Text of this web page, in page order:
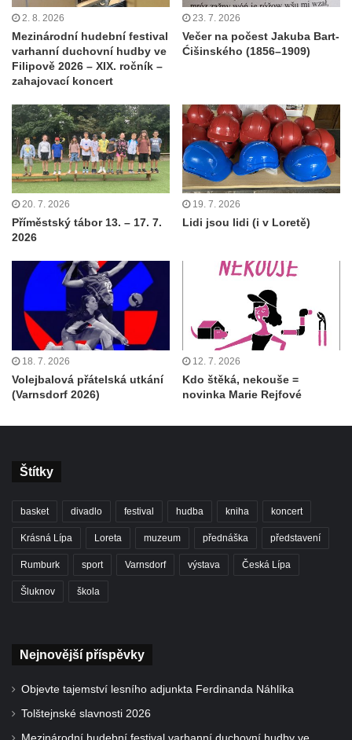
2. 8. 2026
Mezinárodní hudební festival
varhanní duchovní hudby ve
Filipově 2026 – XIX. ročník –
zahajovací koncert
23. 7. 2026
Večer na počest Jakuba Bart-
Ćišinského (1856–1909)
20. 7. 2026
Příměstský tábor 13. – 17. 7.
2026
19. 7. 2026
Lidi jsou lidi (i v Loretě)
18. 7. 2026
Volejbalová přátelská utkání
(Varnsdorf 2026)
12. 7. 2026
Kdo štěká, nekouše =
novinka Marie Rejfové
Štítky
basket divadlo festival hudba kniha koncert
Krásná Lípa Loreta muzeum přednáška představení
Rumburk sport Varnsdorf výstava Česká Lípa
Šluknov škola
Nejnovější příspěvky
Objevte tajemství lesního adjunkta Ferdinanda Náhlíka
Tolštejnské slavnosti 2026